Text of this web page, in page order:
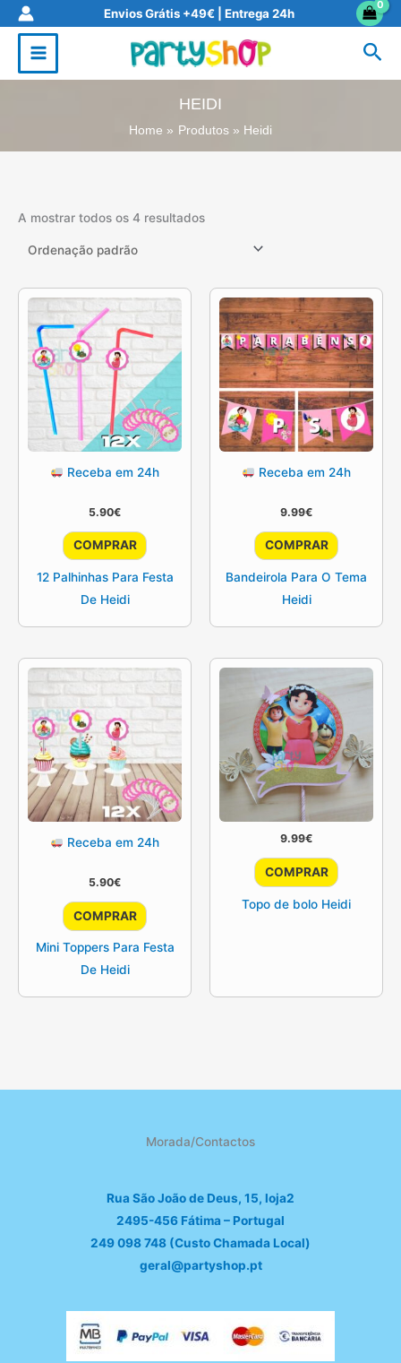
Skip
content
Envios Grátis +49€ | Entrega 24h
HEIDI
Home Produtos Heidi
A mostrar todos os 4 resultados
Receba em 24h
5.90€
COMPRAR
12 Palhinhas Para Festa
De Heidi
Receba em 24h
9.99€
COMPRAR
Bandeirola Para O Tema
Heidi
Receba em 24h
5.90€
COMPRAR
Mini Toppers Para Festa
De Heidi
9.99€
COMPRAR
Topo de bolo Heidi
Morada/Contactos
Rua São João de Deus, 15, loja2
2495-456 Fátima – Portugal
249 098 748 (Custo Chamada Local)
geral@partyshop.pt